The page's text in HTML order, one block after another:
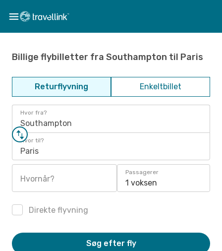
Billige flybilletter fra Southampton til Paris
Returflyvning Enkeltbillet
Hvor fra?
Southampton
Hvor til?
Paris
Hvornår?
Passagerer
1 voksen
Direkte flyvning
Søg efter fly